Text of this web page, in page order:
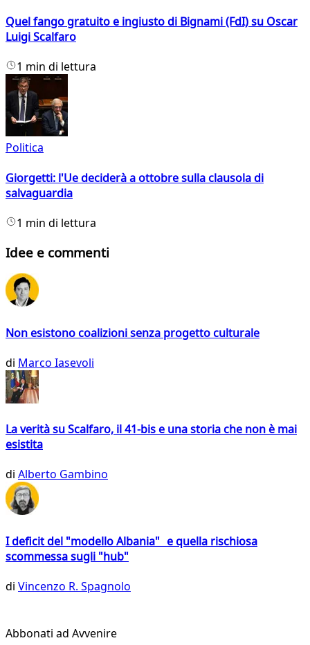
Quel fango gratuito e ingiusto di Bignami (FdI) su Oscar
Luigi Scalfaro
1 min di lettura
Politica
Giorgetti: l'Ue deciderà a ottobre sulla clausola di
salvaguardia
1 min di lettura
Idee e commenti
Non esistono coalizioni senza progetto culturale
di Marco Iasevoli
La verità su Scalfaro, il 41-bis e una storia che non è mai
esistita
di Alberto Gambino
I deficit del "modello Albania" e quella rischiosa
scommessa sugli "hub"
di Vincenzo R. Spagnolo
Abbonati ad Avvenire